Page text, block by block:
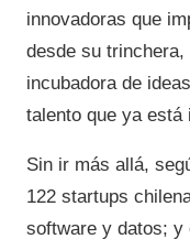
innovadoras que
desde su
incubadora de
talento que ya está
Sin ir más allá,
122 startups
software y datos; y